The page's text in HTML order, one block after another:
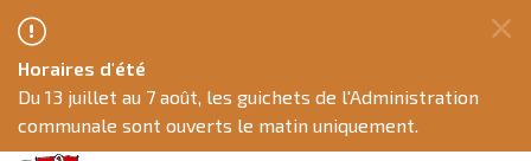
Horaires d'été
Du 13 juillet au 7 août, les guichets de l'Administration
communale sont ouverts le matin uniquement.